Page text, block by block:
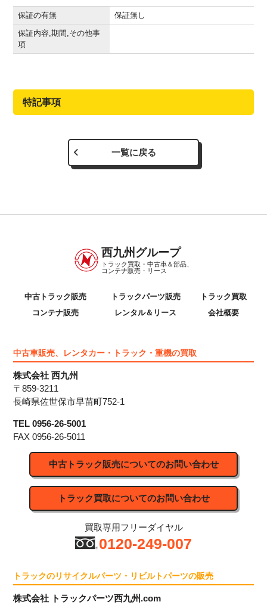
保証の有無
保証無し
保証内容,期間,その他事
項
特記事項
一覧に戻る
西九州グループ
トラック買取・中古車＆部品、
コンテナ販売・リース
中古トラック販売 トラックパーツ販売
トラック買取
コンテナ販売
レンタル＆リース 会社概要
中古車販売、レンタカー・トラック・重機の買取
株式会社 西九州
〒859-3211
長崎県佐世保市早苗町752-1
TEL 0956-26-5001
FAX 0956-26-5011
中古トラック販売についてのお問い合わせ
トラック買取についてのお問い合わせ
買取専用フリーダイヤル
0120-249-007
トラックのリサイクルパーツ・リビルトパーツの販売
株式会社 トラックパーツ西九州.com